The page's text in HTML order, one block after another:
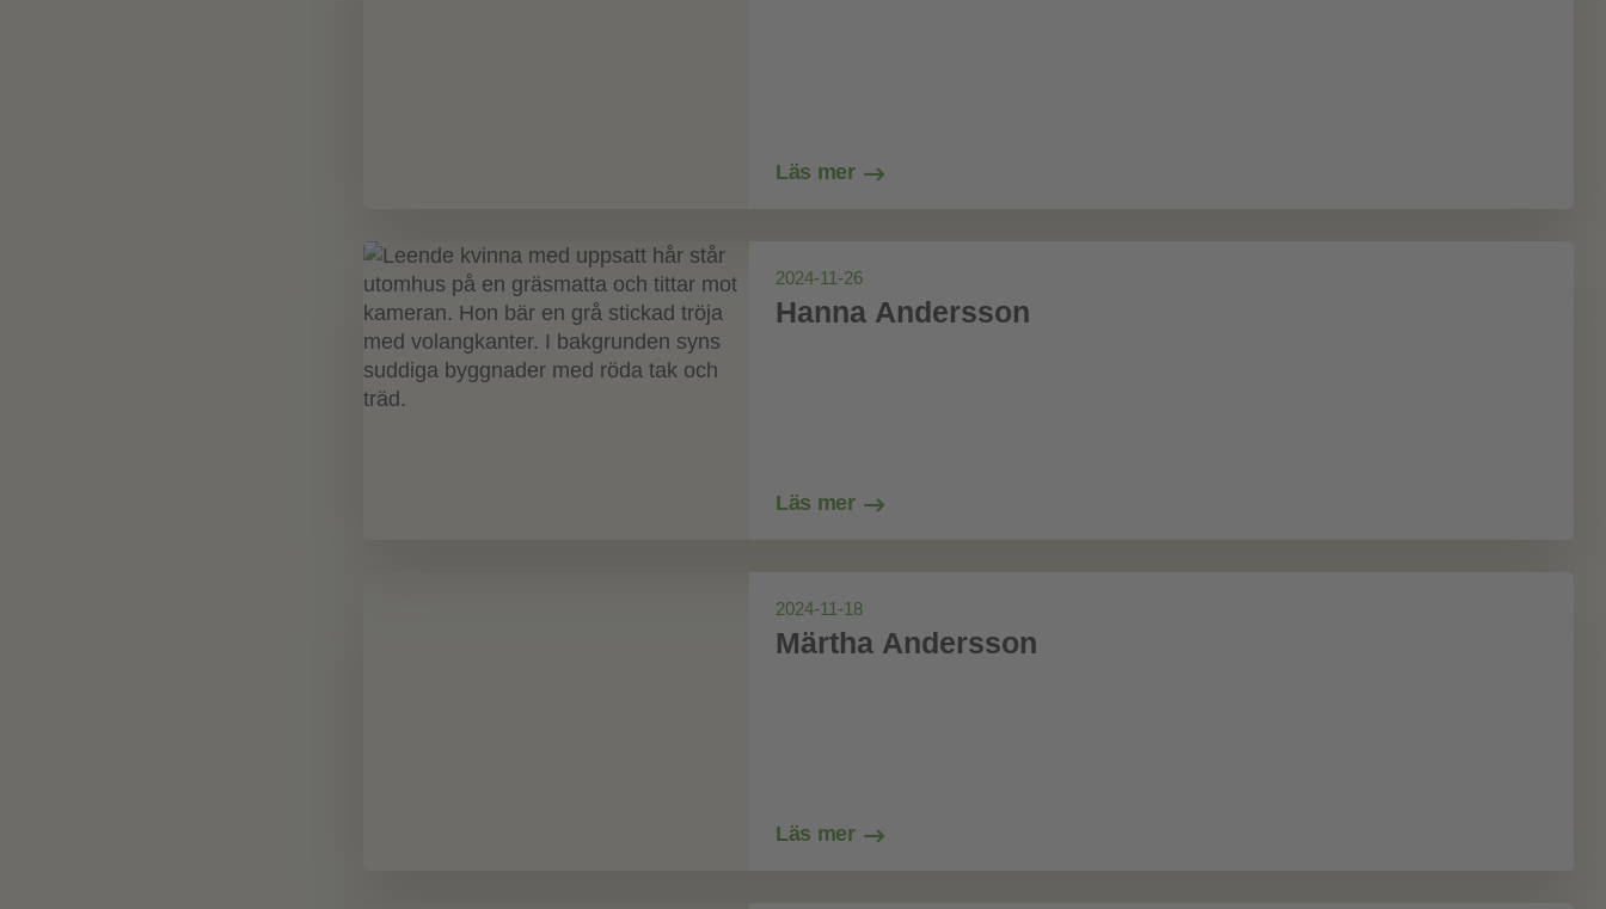
Läs mer
2024-11-26
Hanna Andersson
Läs mer
2024-11-18
Märtha Andersson
Läs mer